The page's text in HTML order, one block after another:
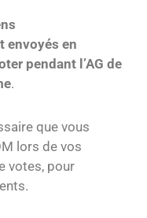
envoyés en
pendant l’AG de
.
que vous
lors de vos
votes, pour